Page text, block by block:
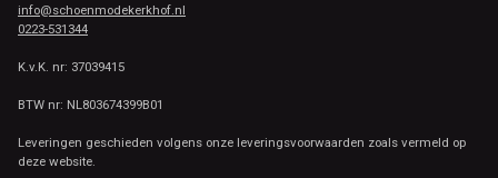
info@schoenmodekerkhof.nl
0223-531344
K.v.K. nr: 37039415
BTW nr: NL803674399B01
Leveringen geschieden volgens onze leveringsvoorwaarden zoals vermeld op
deze website.